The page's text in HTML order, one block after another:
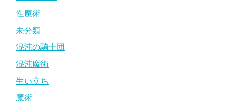
性魔術
未分類
混沌の騎士団
混沌魔術
生い立ち
魔術